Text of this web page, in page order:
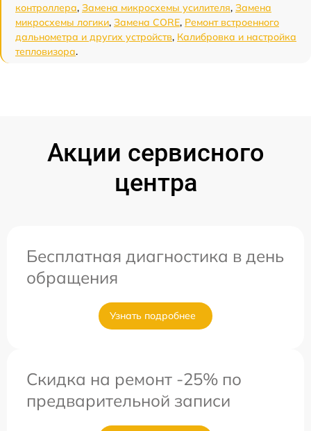
контроллера, Замена микросхемы усилителя, Замена
микросхемы логики, Замена CORE, Ремонт встроенного
дальнометра и других устройств, Калибровка и настройка
тепловизора.
Акции сервисного
центра
Бесплатная диагностика в день
обращения
Узнать подробнее
Скидка на ремонт -25% по
предварительной записи